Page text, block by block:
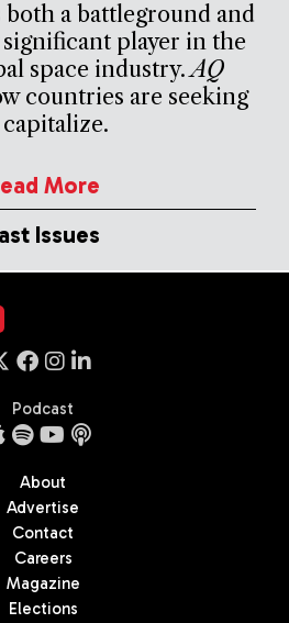
a battleground and
player in the
space industry.AQ
countries are seeking
More
Issues
Podcast
About
Advertise
Contact
Careers
Magazine
Elections